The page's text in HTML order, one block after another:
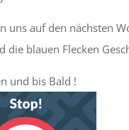
uns auf den nächsten
die blauen Flecken
und bis Bald !